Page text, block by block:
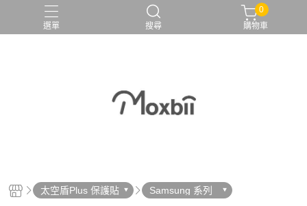
選單 搜尋
0
購物車
太空盾Plus 保護貼 Samsung 系列